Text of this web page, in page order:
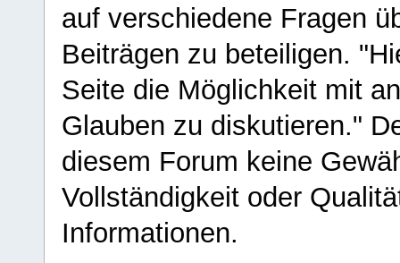
auf verschiedene Fragen
Beiträgen zu beteiligen.
Seite die Möglichkeit mit
Glauben zu diskutieren."
diesem Forum keine
Vollständigkeit oder
Informationen.